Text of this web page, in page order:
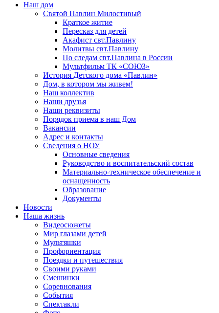
Наш дом
Святой Павлин Милостивый
Краткое житие
Пересказ для детей
Акафист свт.Павлину
Молитвы свт.Павлину
По следам свт.Павлина в России
Мультфильм ТК «СОЮЗ»
История Детского дома «Павлин»
Дом, в котором мы живем!
Наш коллектив
Наши друзья
Наши реквизиты
Порядок приема в наш Дом
Вакансии
Адрес и контакты
Сведения о НОУ
Основные сведения
Руководство и воспитательский состав
Материально-техническое обеспечение и
оснащенность
Образование
Документы
Новости
Наша жизнь
Видеосюжеты
Мир глазами детей
Мультяшки
Профориентация
Поездки и путешествия
Своими руками
Смешинки
Соревнования
События
Спектакли